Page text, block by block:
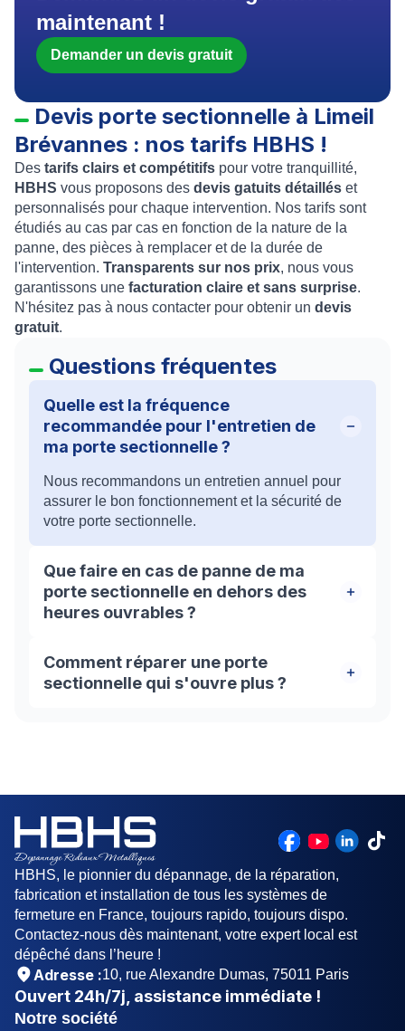
maintenant !
Demander un devis gratuit
Devis porte sectionnelle à Limeil
Brévannes : nos tarifs HBHS !
Des tarifs clairs et compétitifs pour votre tranquillité,
HBHS vous proposons des devis gatuits détaillés et
personnalisés pour chaque intervention. Nos tarifs sont
étudiés au cas par cas en fonction de la nature de la
panne, des pièces à remplacer et de la durée de
l'intervention. Transparents sur nos prix, nous vous
garantissons une facturation claire et sans surprise.
N'hésitez pas à nous contacter pour obtenir un devis
gratuit.
Questions fréquentes
Quelle est la fréquence
recommandée pour l'entretien de
ma porte sectionnelle ?
Nous recommandons un entretien annuel pour
assurer le bon fonctionnement et la sécurité de
votre porte sectionnelle.
Que faire en cas de panne de ma
porte sectionnelle en dehors des
heures ouvrables ?
HBHS est disponible 24/7. En cas de panne,
appelez-nous immédiatement au 01 85 42 08 07
pour une intervention d'urgence. Pour toutes vos
maintenant pour un service rapide et
professionnel.
Comment réparer une porte
sectionnelle qui s'ouvre plus ?
une réparation adaptée.
HBHS, le pionnier du dépannage, de la réparation,
fabrication et installation de tous les systèmes de
fermeture en France, toujours rapido, toujours dispo.
Contactez-nous dès maintenant, votre expert local est
dépêché dans l’heure !
Adresse :10, rue Alexandre Dumas, 75011 Paris
Ouvert 24h/7j , assistance immédiate !
Notre société